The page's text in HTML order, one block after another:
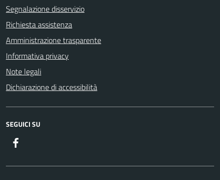
Segnalazione disservizio
Richiesta assistenza
Amministrazione trasparente
Informativa privacy
Note legali
Dichiarazione di accessibilità
SEGUICI SU